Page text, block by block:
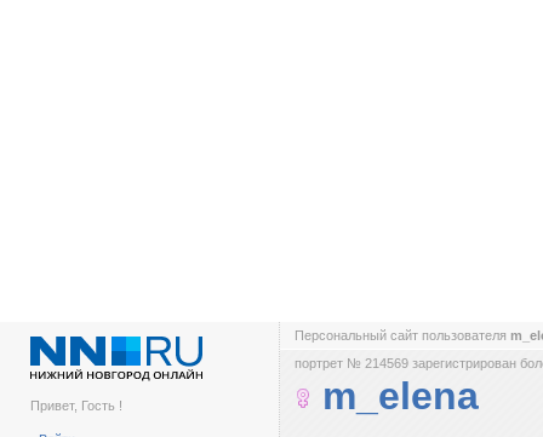
Привет, Гость !
Персональный сайт пользователя
портрет № 214569 зарегистрирован
m_elena